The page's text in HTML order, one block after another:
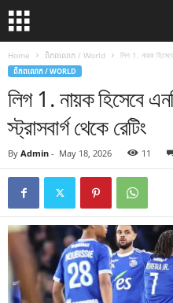
Home ពិភពលោក / World লিগ 1. নায়ক
ពិភពលោក / WORLD
লিগ 1. নায়ক হিসেবে
স্ট্রাসবার্গ থেকে রেটিং
By Admin - May 18, 2026 11